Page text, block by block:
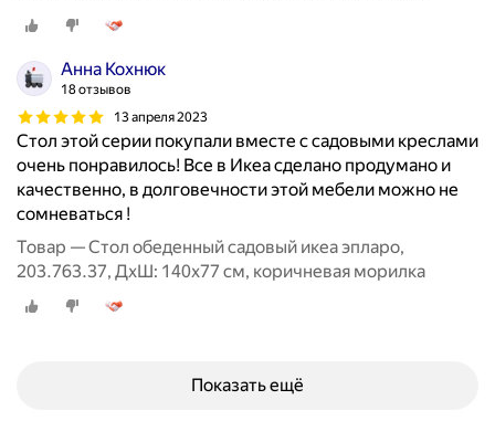
Анна Кохнюк
18 отзывов
13 апреля 2023
Стол этой серии покупали вместе с садовыми креслами
очень понравилось! Все в Икеа сделано продумано и
качественно, в долговечности этой мебели можно не
сомневаться !
Товар — Стол обеденный садовый икеа эпларо,
203.763.37, ДхШ: 140х77 см, коричневая морилка
Показать ещё